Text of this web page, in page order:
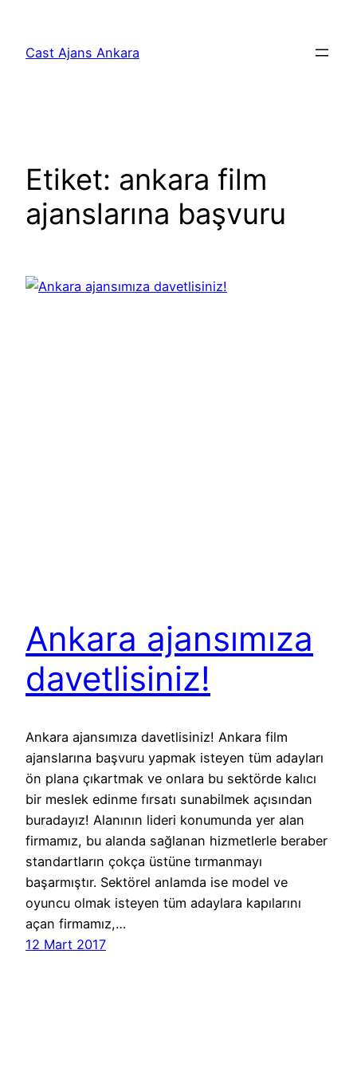
Cast Ajans Ankara
Etiket: ankara film
ajanslarına başvuru
Ankara ajansımıza
davetlisiniz!
Ankara ajansımıza davetlisiniz! Ankara film
ajanslarına başvuru yapmak isteyen tüm adayları
ön plana çıkartmak ve onlara bu sektörde kalıcı
bir meslek edinme fırsatı sunabilmek açısından
buradayız! Alanının lideri konumunda yer alan
firmamız, bu alanda sağlanan hizmetlerle beraber
standartların çokça üstüne tırmanmayı
başarmıştır. Sektörel anlamda ise model ve
oyuncu olmak isteyen tüm adaylara kapılarını
açan firmamız,…
12 Mart 2017